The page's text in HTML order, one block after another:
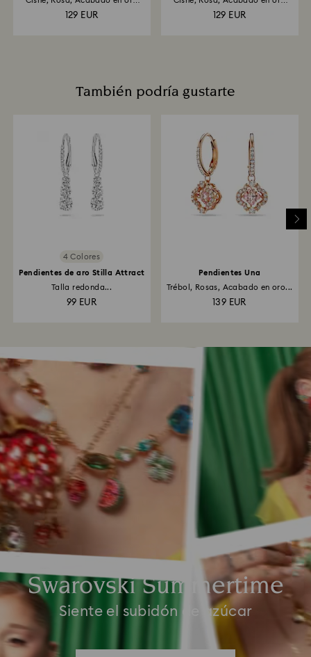
129 EUR 129 EUR
También podría gustarte
4 Colores
Pendientes de aro Stilla Attract
Talla redonda...
99 EUR
Pendientes Una
Trébol, Rosas, Acabado en oro...
139 EUR
Swarovski Summertime
Siente el subidón de azúcar